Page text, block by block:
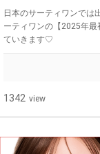
日本のサーティワンでは
ーティワンの【2025年最
ていきます♡
1342 view